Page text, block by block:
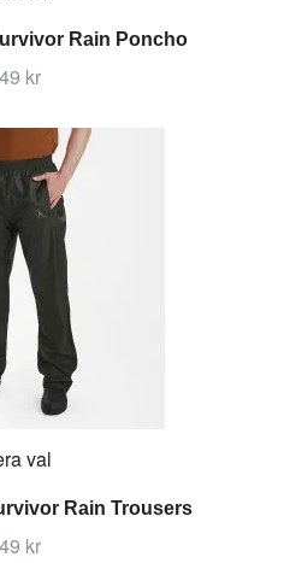
Rain Poncho
kr
val
Rain Trousers
kr